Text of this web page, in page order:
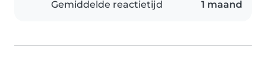
Gemiddelde reactietijd 1 maand